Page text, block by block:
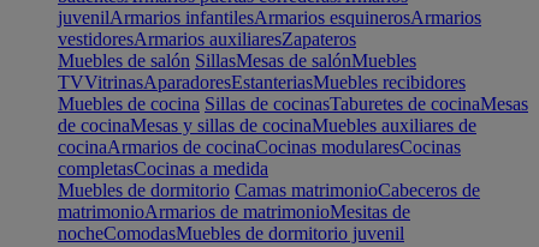
juvenilArmarios infantilesArmarios esquinerosArmarios
vestidoresArmarios auxiliaresZapateros
Muebles de salón SillasMesas de salónMuebles
TVVitrinasAparadoresEstanteriasMuebles recibidores
Muebles de cocina Sillas de cocinasTaburetes de cocinaMesas
de cocinaMesas y sillas de cocinaMuebles auxiliares de
cocinaArmarios de cocinaCocinas modularesCocinas
completasCocinas a medida
Muebles de dormitorio Camas matrimonioCabeceros de
matrimonioArmarios de matrimonioMesitas de
nocheComodasMuebles de dormitorio juvenil